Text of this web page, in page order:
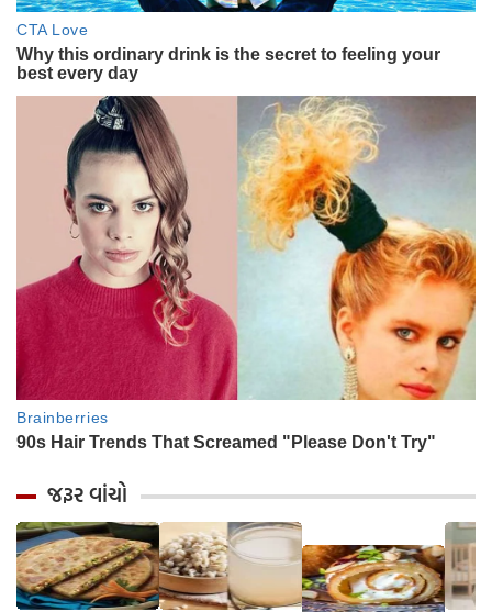
જરૂર વાંચો